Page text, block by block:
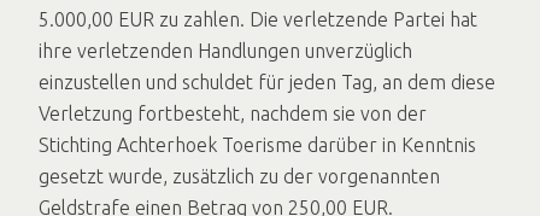
5.000,00 EUR zu zahlen. Die verletzende Partei hat
ihre verletzenden Handlungen unverzüglich
einzustellen und schuldet für jeden Tag, an dem diese
Verletzung fortbesteht, nachdem sie von der
Stichting Achterhoek Toerisme darüber in Kenntnis
gesetzt wurde, zusätzlich zu der vorgenannten
Geldstrafe einen Betrag von 250,00 EUR.